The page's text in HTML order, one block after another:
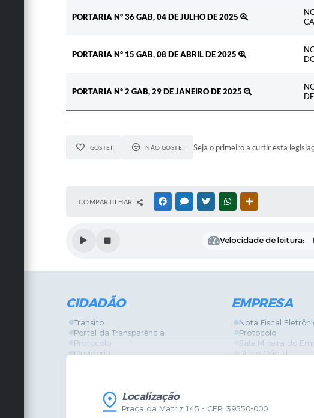
PORTARIA Nº 36 GAB, 04 DE JULHO DE 2025
PORTARIA Nº 15 GAB, 08 DE ABRIL DE 2025
PORTARIA Nº 2 GAB, 29 DE JANEIRO DE 2025
GOSTEI NÃO GOSTEI Seja o primeiro a curtir esta
COMPARTILHAR FACEBOOKMESSENGER
TWITTERWHATSAPP
Velocidade de leitura:
CIDADÃO
Transito
Portal da Transparência
Protocolo
Ouvidoria
Legislação
Diário Oficial
Mapa do Site
EMPRESA
Nota Fiscal
Protocolo
Sala Mineira do
Diário Oficial
Serviços Online
Vigilância Sanitária
Localização
Praça da Matriz,145 - CEP: 39550-000